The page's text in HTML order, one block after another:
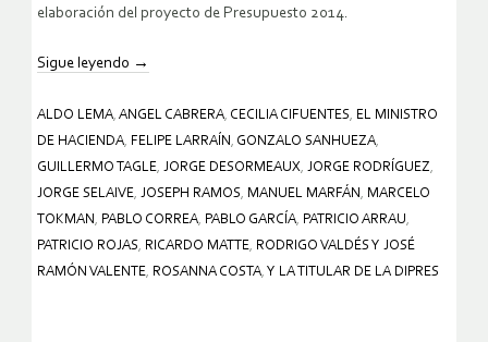
elaboración del proyecto de Presupuesto 2014.
Sigue leyendo →
ALDO LEMA, ANGEL CABRERA, CECILIA CIFUENTES, EL MINISTRO
DE HACIENDA, FELIPE LARRAÍN , GONZALO SANHUEZA,
GUILLERMO TAGLE, JORGE DESORMEAUX, JORGE RODRÍGUEZ,
JORGE SELAIVE, JOSEPH RAMOS, MANUEL MARFÁN , MARCELO
TOKMAN , PABLO CORREA, PABLO GARCÍA, PATRICIO ARRAU,
PATRICIO ROJAS, RICARDO MATTE, RODRIGO VALDÉS Y JOSÉ
RAMÓN VALENTE, ROSANNA COSTA, Y LA TITULAR DE LA DIPRES